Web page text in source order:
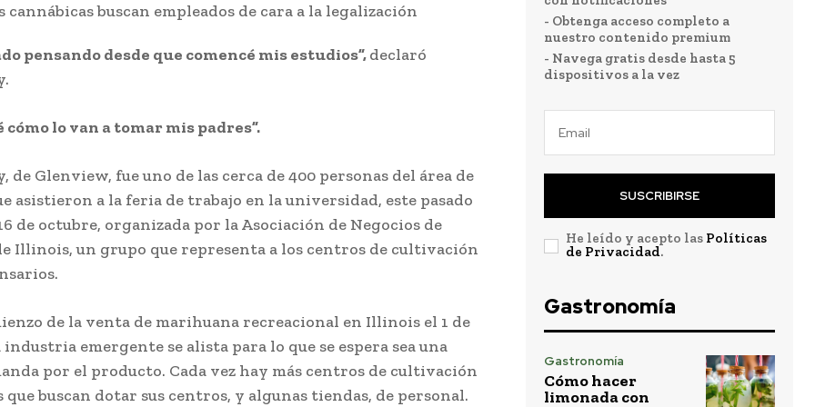
pensando desde que comencé mis estudios”,declaró
cómo lo van a tomar mis padres”.
de Glenview, fue uno de las cerca de 400 personas del área de
asistieron a la feria de trabajo en la universidad, este pasado
de octubre, organizada por la Asociación de Negocios de
Illinois, un grupo que representa a los centros de cultivación
de la venta de marihuana recreacional en Illinois el 1 de
industria emergente se alista para lo que se espera sea una
por el producto. Cada vez hay más centros de cultivación
que buscan dotar sus centros, y algunas tiendas, de personal.
- Obtenga acceso completo a
nuestro contenido premium
- Navega gratis desde hasta 5
dispositivos a la vez
SUSCRIBIRSE
He leído y acepto las Políticas
de Privacidad.
Gastronomía
Gastronomía
Cómo hacer
limonada con